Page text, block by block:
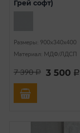
Грей софт)
Размеры: 900х340х400
Материал: МДФ/ЛДСП
7 390a 3 500 a